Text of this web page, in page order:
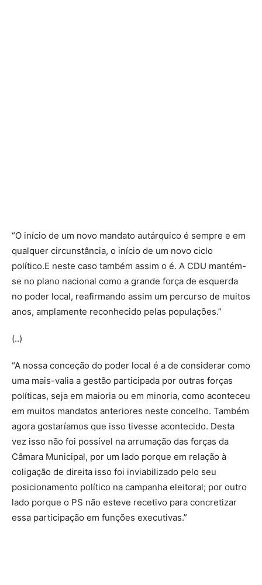
“O início de um novo mandato autárquico é sempre e em
qualquer circunstância, o início de um novo ciclo
político.E neste caso também assim o é. A CDU mantém-
se no plano nacional como a grande força de esquerda
no poder local, reafirmando assim um percurso de muitos
anos, amplamente reconhecido pelas populações.”
(..)
“A nossa conceção do poder local é a de considerar como
uma mais-valia a gestão participada por outras forças
políticas, seja em maioria ou em minoria, como aconteceu
em muitos mandatos anteriores neste concelho. Também
agora gostaríamos que isso tivesse acontecido. Desta
vez isso não foi possível na arrumação das forças da
Câmara Municipal, por um lado porque em relação à
coligação de direita isso foi inviabilizado pelo seu
posicionamento político na campanha eleitoral; por outro
lado porque o PS não esteve recetivo para concretizar
essa participação em funções executivas.”